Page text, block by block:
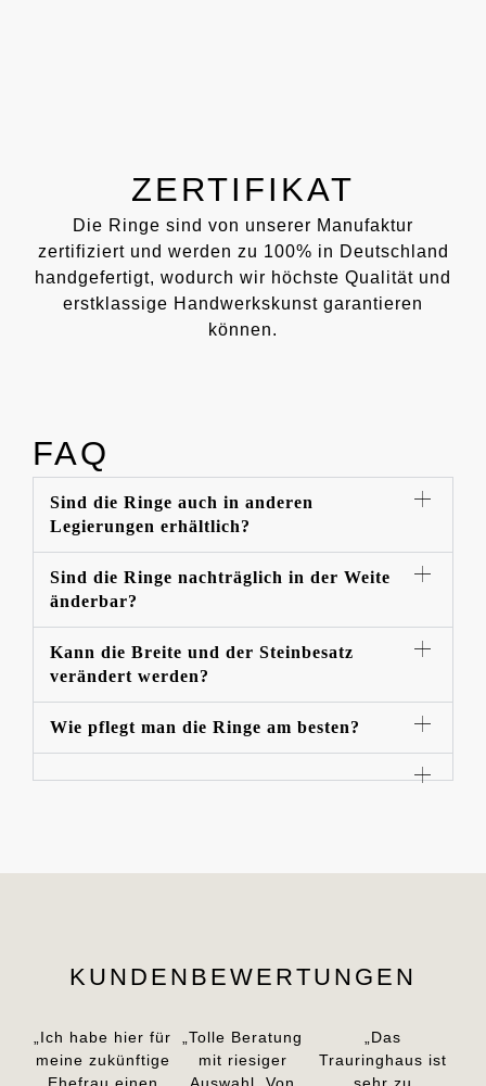
ZERTIFIKAT
Die Ringe sind von unserer Manufaktur
zertifiziert und werden zu 100% in Deutschland
handgefertigt, wodurch wir höchste Qualität und
erstklassige Handwerkskunst garantieren
können.
FAQ
Sind die Ringe auch in anderen
Legierungen erhältlich?
Sind die Ringe nachträglich in der Weite
änderbar?
Kann die Breite und der Steinbesatz
verändert werden?
Wie pflegt man die Ringe am besten?
KUNDENBEWERTUNGEN
„Ich habe hier für
meine zukünftige
Ehefrau einen
„Tolle Beratung
mit riesiger
Auswahl. Von
„Das
Trauringhaus ist
sehr zu